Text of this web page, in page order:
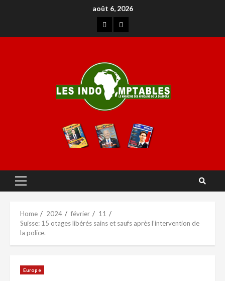
août 6, 2026
Home 2024 février
11
Suisse: 15 otages libérés sains et saufs après l’intervention de
la police.
Europe